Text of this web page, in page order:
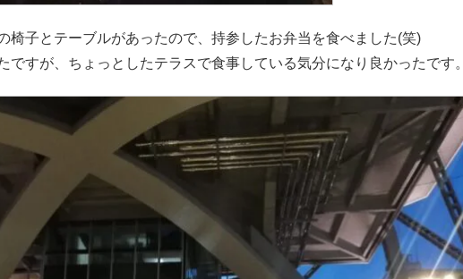
椅子とテーブルがあったので、持参したお弁当を食べました(笑)
ですが、ちょっとしたテラスで食事している気分になり良かったです。